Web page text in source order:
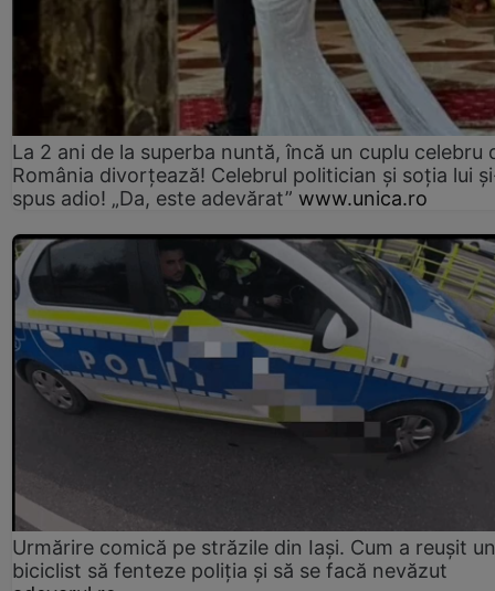
La 2 ani de la superba nuntă, încă un cuplu celebru
România divorțează! Celebrul politician și soția lui
spus adio! „Da, este adevărat” www.unica.ro
Urmărire comică pe străzile din Iași. Cum a reușit un
biciclist să fenteze poliția și să se facă nevăzut